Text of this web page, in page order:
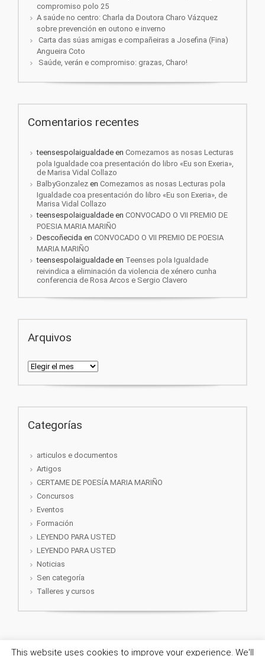
compromiso polo 25
A saúde no centro: Charla da Doutora Charo Vázquez
sobre prevención en outono e inverno
Carta das súas amigas e compañeiras a Josefina (Fina)
Angueira Coto
Saúde, verán e compromiso: grazas, Charo!
Comentarios recentes
teensespolaigualdade en Comezamos as nosas Lecturas
pola Igualdade coa presentación do libro «Eu son Exeria»,
de Marisa Vidal Collazo
BalbyGonzalez en Comezamos as nosas Lecturas pola
Igualdade coa presentación do libro «Eu son Exeria», de
Marisa Vidal Collazo
teensespolaigualdade en CONVOCADO O VII PREMIO DE
POESIA MARIA MARIÑO
Descoñecida en CONVOCADO O VII PREMIO DE POESIA
MARIA MARIÑO
teensespolaigualdade en Teenses pola Igualdade
reivindica a eliminación da violencia de xénero cunha
conferencia de Rosa Arcos e Sergio Clavero
Arquivos
Arquivos
Categorías
articulos e documentos
Artigos
CERTAME DE POESÍA MARIA MARIÑO
Concursos
Eventos
Formación
LEYENDO PARA USTED
LEYENDO PARA USTED
Noticias
Sen categoría
Talleres y cursos
This website uses cookies to improve your experience. We'll